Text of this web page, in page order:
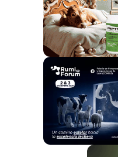
ejemplares; Blonda de
Angus con 4 y de la
aportados,
Criadores de Limusín
Asociación de
de España (Asociación
de Criadores de
Charolesa de España
Aquitania de Castilla y
Española de Criadores
Angus y Asociación